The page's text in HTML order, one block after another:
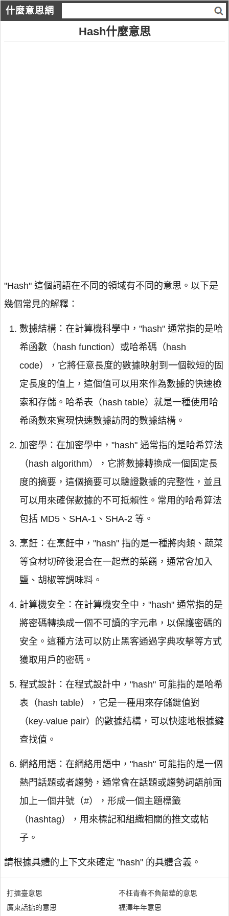
什麼意思網
Hash什麼意思
"Hash" 這個詞語在不同的領域有不同的意思。以下是
幾個常見的解釋：
數據結構：在計算機科學中，"hash" 通常指的是哈
希函數（hash function）或哈希碼（hash
code），它將任意長度的數據映射到一個較短的固
定長度的值上，這個值可以用來作為數據的快速檢
索和存儲。哈希表（hash table）就是一種使用哈
希函數來實現快速數據訪問的數據結構。
加密學：在加密學中，"hash" 通常指的是哈希算法
（hash algorithm），它將數據轉換成一個固定長
度的摘要，這個摘要可以驗證數據的完整性，並且
可以用來確保數據的不可抵賴性。常用的哈希算法
包括 MD5、SHA-1、SHA-2 等。
烹飪：在烹飪中，"hash" 指的是一種將肉類、蔬菜
等食材切碎後混合在一起煮的菜餚，通常會加入
鹽、胡椒等調味料。
計算機安全：在計算機安全中，"hash" 通常指的是
將密碼轉換成一個不可讀的字元串，以保護密碼的
安全。這種方法可以防止黑客通過字典攻擊等方式
獲取用戶的密碼。
程式設計：在程式設計中，"hash" 可能指的是哈希
表（hash table），它是一種用來存儲鍵值對
（key-value pair）的數據結構，可以快速地根據鍵
查找值。
網絡用語：在網絡用語中，"hash" 可能指的是一個
熱門話題或者趨勢，通常會在話題或趨勢詞語前面
加上一個井號（#），形成一個主題標籤
（hashtag），用來標記和組織相關的推文或帖
子。
請根據具體的上下文來確定 "hash" 的具體含義。
打擂臺意思
廣東話掂的意思
不枉青春不負韶華的意思
福澤年年意思